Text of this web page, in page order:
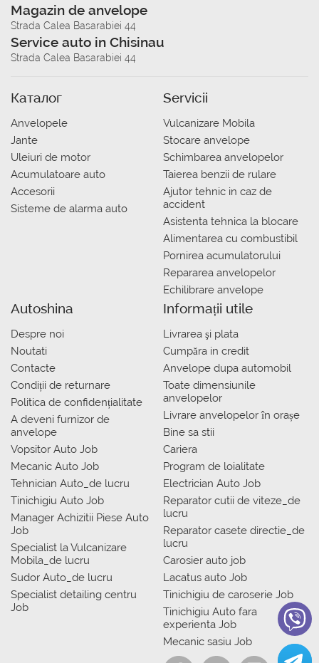
Magazin de anvelope
Strada Calea Basarabiei 44
Service auto in Chisinau
Strada Calea Basarabiei 44
Каталог
Anvelopele
Jante
Uleiuri de motor
Acumulatoare auto
Accesorii
Sisteme de alarma auto
Servicii
Vulcanizare Mobila
Stocare anvelope
Schimbarea anvelopelor
Taierea benzii de rulare
Ajutor tehnic in caz de
accident
Asistenta tehnica la blocare
Alimentarea cu combustibil
Pornirea acumulatorului
Repararea anvelopelor
Echilibrare anvelope
Autoshina
Despre noi
Noutati
Contacte
Condiții de returnare
Politica de confidențialitate
A deveni furnizor de
anvelope
Vopsitor Auto Job
Mecanic Auto Job
Tehnician Auto_de lucru
Tinichigiu Auto Job
Manager Achizitii Piese Auto
Job
Specialist la Vulcanizare
Mobila_de lucru
Sudor Auto_de lucru
Specialist detailing centru
Job
Informații utile
Livrarea şi plata
Сumpăra in credit
Anvelope dupa automobil
Toate dimensiunile
anvelopelor
Livrare anvelopelor în orașe
Bine sa stii
Cariera
Program de loialitate
Electrician Auto Job
Reparator cutii de viteze_de
lucru
Reparator casete directie_de
lucru
Carosier auto job
Lacatus auto Job
Tinichigiu de caroserie Job
Tinichigiu Auto fara
experienta Job
Mecanic sasiu Job